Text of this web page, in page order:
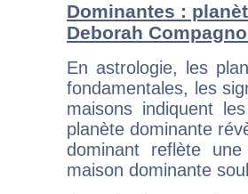
Dominantes :
Deborah
En astrologie, les
fondamentales, les
maisons indiquent
planète dominante
dominant reflète
maison dominante